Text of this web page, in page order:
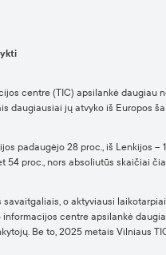
centre (TIC) apsilankė
daugiausiai jų atvyko iš Europos
padaugėjo 28 proc., iš Lenkijos
54 proc., nors absoliutūs skaičiai
o aktyviausi
informacijos centre apsilankė
Be to, 2025 metais Vilniaus